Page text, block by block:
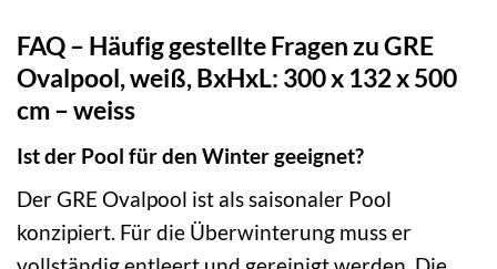
FAQ – Häufig gestellte Fragen zu GRE
Ovalpool, weiß, BxHxL: 300 x 132 x 500
cm – weiss
Ist der Pool für den Winter geeignet?
Der GRE Ovalpool ist als saisonaler Pool
konzipiert. Für die Überwinterung muss er